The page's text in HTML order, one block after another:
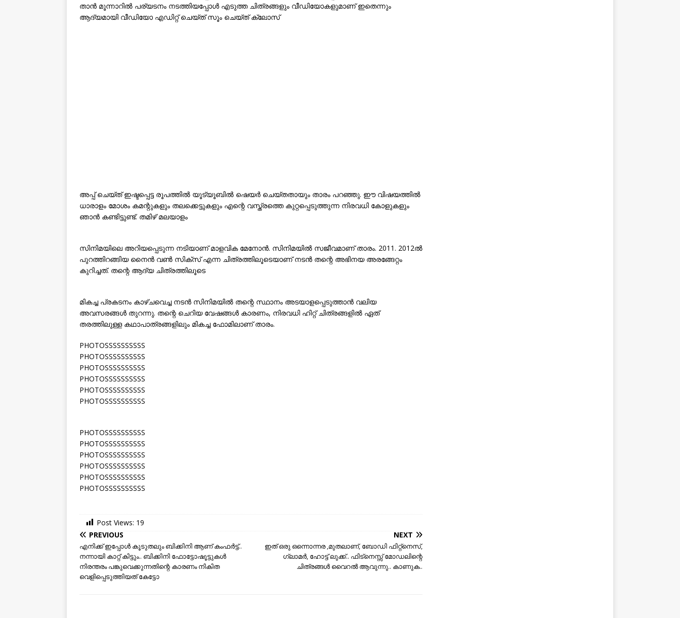
താൻ മൂന്നാറിൽ പര്യടനം നടത്തിയപ്പോൾ എടുത്ത ചിത്രങ്ങളും വീഡിയോകളുമാണ് ഇതെന്നും
ആദ്യമായി വീഡിയോ എഡിറ്റ് ചെയ്ത് സൂം ചെയ്ത് ക്ലോസ്
അപ്പ് ചെയ്ത് ഇഷ്ടപ്പെട്ട രൂപത്തിൽ യൂട്യൂബിൽ ഷെയർ ചെയ്തതായും താരം പറഞ്ഞു. ഈ വിഷയത്തിൽ
ധാരാളം മോശം കമന്റുകളും തലക്കെട്ടുകളും എന്റെ വസ്ത്രത്തെ കുറ്റപ്പെടുത്തുന്ന നിരവധി കോളുകളും
ഞാൻ കണ്ടിട്ടുണ്ട്. തമിഴ് മലയാളം
സിനിമയിലെ അറിയപ്പെടുന്ന നടിയാണ് മാളവിക മേനോൻ. സിനിമയിൽ സജീവമാണ് താരം. 2011. 2012ൽ
പുറത്തിറങ്ങിയ നൈൻ വൺ സിക്‌സ് എന്ന ചിത്രത്തിലൂടെയാണ് നടൻ തന്റെ അഭിനയ അരങ്ങേറ്റം
കുറിച്ചത്. തന്റെ ആദ്യ ചിത്രത്തിലൂടെ
മികച്ച പ്രകടനം കാഴ്ചവെച്ച നടൻ സിനിമയിൽ തന്റെ സ്ഥാനം അടയാളപ്പെടുത്താൻ വലിയ
അവസരങ്ങൾ തുറന്നു. തന്റെ ചെറിയ വേഷങ്ങൾ കാരണം, നിരവധി ഹിറ്റ് ചിത്രങ്ങളിൽ ഏത്
തരത്തിലുള്ള കഥാപാത്രങ്ങളിലും മികച്ച ഫോമിലാണ് താരം.
PHOTOSSSSSSSSSS
PHOTOSSSSSSSSSS
PHOTOSSSSSSSSSS
PHOTOSSSSSSSSSS
PHOTOSSSSSSSSSS
PHOTOSSSSSSSSSS
PHOTOSSSSSSSSSS
PHOTOSSSSSSSSSS
PHOTOSSSSSSSSSS
PHOTOSSSSSSSSSS
PHOTOSSSSSSSSSS
PHOTOSSSSSSSSSS
Post Views: 19
PREVIOUS
എനിക്ക് ഇപ്പോള്‍ കൂടുതലും ബിക്കിനി ആണ് കംഫര്‍ട്ട്..
നന്നായി കാറ്റ് കിട്ടും.. ബിക്കിനി ഫോട്ടോഷൂട്ടുകൾ
നിരന്തരം പങ്കുവെക്കുന്നതിന്റെ കാരണം നികിത
വെളിപ്പെടുത്തിയത് കേട്ടോ
NEXT
ഇത് ഒരു ഒന്നൊന്നര ,മുതലാണ്‌, ബോഡി ഫിറ്റ്‌നെസ്,
ഗ്ലാമര്‍, ഹോട്ട് ലുക്ക്.. ഫിട്നെസ്സ് മോഡലിന്റെ
ചിത്രങ്ങള്‍ വൈറല്‍ ആവുന്നു.. കാണുക..